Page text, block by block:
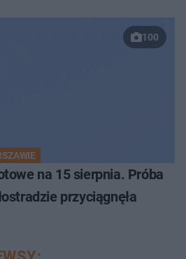
100
na 15 sierpnia. Próba
przyciągnęła